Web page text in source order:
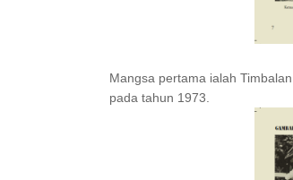
Mangsa pertama ialah
pada tahun 1973.